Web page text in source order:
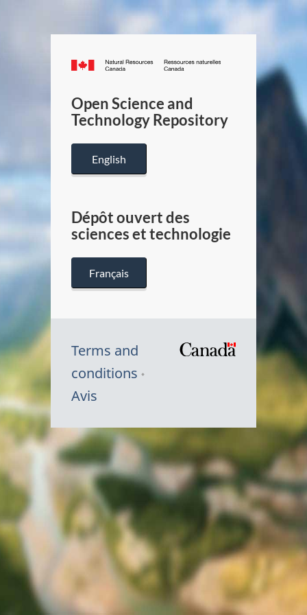
Canada.ca
/
Canada
Open Science and
Technology Repository
English
Dépôt ouvert des
sciences et technologie
Français
Terms and
conditions
Avis
Canada